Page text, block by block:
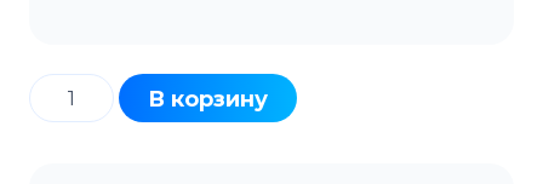
Количество
товара
В корзину